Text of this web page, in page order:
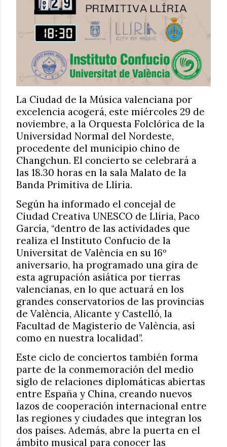
La Ciudad de la Música valenciana por
excelencia acogerá, este miércoles 29 de
noviembre, a la Orquesta Folclórica de la
Universidad Normal del Nordeste,
procedente del municipio chino de
Changchun. El concierto se celebrará a
las 18.30 horas en la sala Malato de la
Banda Primitiva de Llíria.
Según ha informado el concejal de
Ciudad Creativa UNESCO de Llíria, Paco
García, “dentro de las actividades que
realiza el Instituto Confucio de la
Universitat de València en su 16º
aniversario, ha programado una gira de
esta agrupación asiática por tierras
valencianas, en lo que actuará en los
grandes conservatorios de las provincias
de València, Alicante y Castelló, la
Facultad de Magisterio de València, así
como en nuestra localidad”.
Este ciclo de conciertos también forma
parte de la conmemoración del medio
siglo de relaciones diplomáticas abiertas
entre España y China, creando nuevos
lazos de cooperación internacional entre
las regiones y ciudades que integran los
dos países. Además, abre la puerta en el
ámbito musical para conocer las